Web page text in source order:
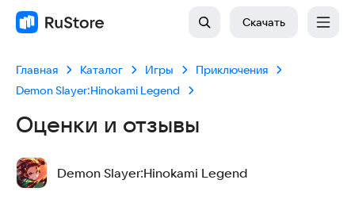
Скачать
Главная Каталог Игры
Приключения
Demon Slayer:Hinokami Legend
Оценки и отзывы
Demon Slayer:Hinokami Legend